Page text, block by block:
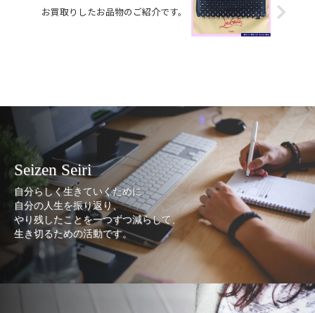
お買取りしたお品物のご紹介です。
Seizen Seiri
自分らしく生きていくために
自分の人生を振り返り、
やり残したことを一つずつ減らして、
生き切るための活動です。